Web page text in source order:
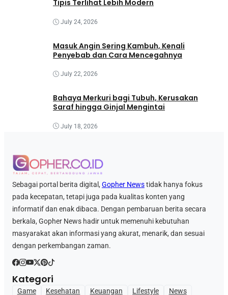
Tipis Terlihat Lebih Modern
July 24, 2026
Masuk Angin Sering Kambuh, Kenali
Penyebab dan Cara Mencegahnya
July 22, 2026
Bahaya Merkuri bagi Tubuh, Kerusakan
Saraf hingga Ginjal Mengintai
July 18, 2026
Sebagai portal berita digital, Gopher Newstidak hanya fokus
pada kecepatan, tetapi juga pada kualitas konten yang
informatif dan enak dibaca. Dengan pembaruan berita secara
berkala, Gopher News hadir untuk memenuhi kebutuhan
masyarakat akan informasi yang akurat, menarik, dan sesuai
dengan perkembangan zaman.
Kategori
Game Kesehatan Keuangan Lifestyle News